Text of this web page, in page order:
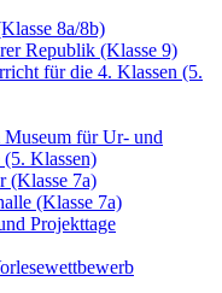
8a/8b)
Republik (Klasse 9)
für die 4. Klassen (5.
für Ur- und
(5. Klassen)
(Klasse 7a)
(Klasse 7a)
Projekttage